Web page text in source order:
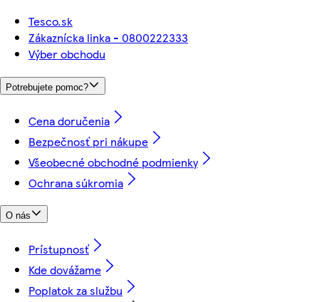
Tesco.sk
Zákaznícka linka - 0800222333
Výber obchodu
Potrebujete pomoc?
Cena doručenia
Bezpečnosť pri nákupe
Všeobecné obchodné podmienky
Ochrana súkromia
O nás
Prístupnosť
Kde dovážame
Poplatok za službu